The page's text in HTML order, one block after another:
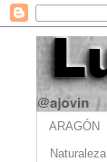
ARAGÓN
Naturaleza